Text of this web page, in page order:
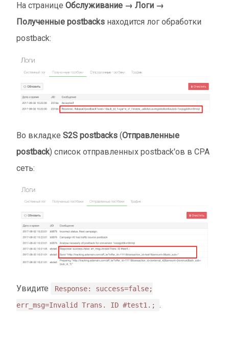
На странице Обслуживание → Логи →
Полученные postbacks находится лог обработки
postback:
Во вкладке S2S postbacks (Отправленные
postback) список отправленных postback'ов в CPA
сеть:
Увидите
Response: success=false;
err_msg=Invalid Trans. ID #test1.;
.